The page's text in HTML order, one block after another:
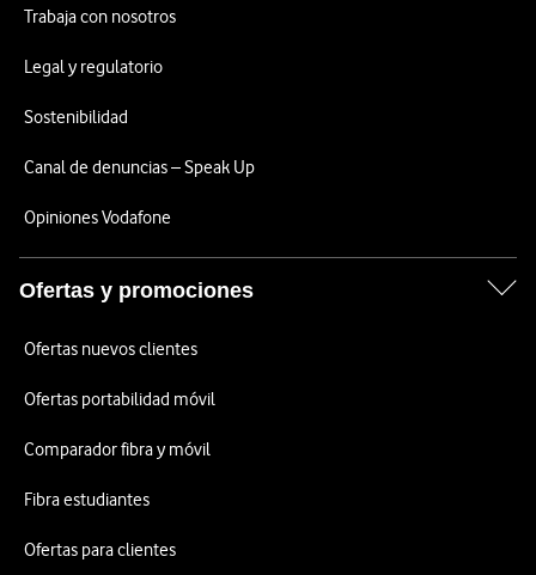
Trabaja con nosotros
Legal y regulatorio
Sostenibilidad
Canal de denuncias – Speak Up
Opiniones Vodafone
Ofertas y promociones
Ofertas nuevos clientes
Ofertas portabilidad móvil
Comparador fibra y móvil
Fibra estudiantes
Ofertas para clientes